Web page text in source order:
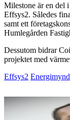
Milestone är en del
Effsys2. Således
samt ett
Humlegården
Dessutom bidrar
projektet med
Effsys2